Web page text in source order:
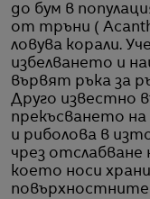
до бум в
от тръни (
ловува корали.
избелването и
вървят ръка за
Друго известно
прекъсването
и риболова в
чрез
което носи